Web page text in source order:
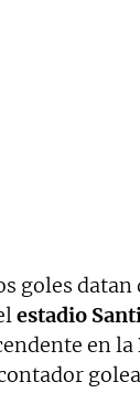
goles
estadio
en la